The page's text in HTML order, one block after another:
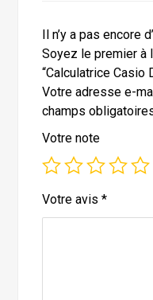
Il n’y a pas encore
Soyez le premier à
“Calculatrice Casio
Votre adresse e-
champs
Votre note
Votre avis*